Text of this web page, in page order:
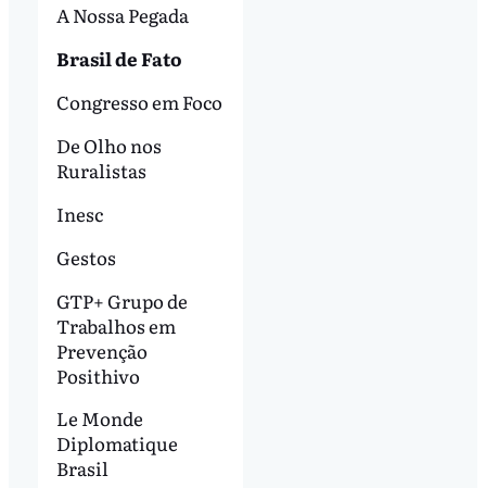
A Nossa Pegada
Brasil de Fato
Congresso em Foco
De Olho nos
Ruralistas
Inesc
Gestos
GTP+ Grupo de
Trabalhos em
Prevenção
Posithivo
Le Monde
Diplomatique
Brasil